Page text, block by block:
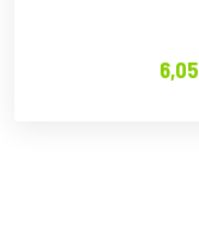
6,05